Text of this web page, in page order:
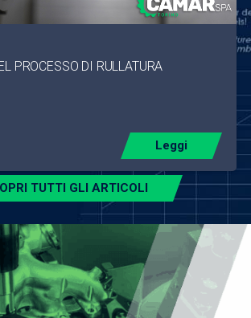
PROCESSO DI RULLATURA
Leggi
TUTTI GLI ARTICOLI